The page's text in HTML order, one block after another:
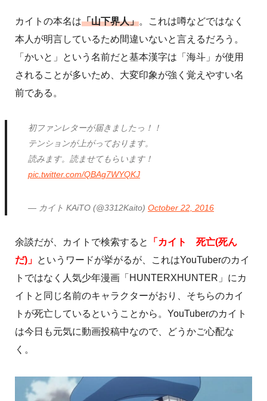
カイトの本名は「山下界人」。これは噂などではなく
本人が明言しているため間違いないと言えるだろう。
「かいと」という名前だと基本漢字は「海斗」が使用
されることが多いため、大変印象が強く覚えやすい名
前である。
初ファンレターが届きましたっ！！
テンションが上がっております。
読みます。読ませてもらいます！
pic.twitter.com/QBAg7WYQKJ
— カイト KAiTO (@3312Kaito)October 22, 2016
余談だが、カイトで検索すると
「カイト 死亡(死ん
だ)」 というワードが挙がるが、これはYouTuberのカイ
トではなく人気少年漫画「HUNTERXHUNTER」にカ
イトと同じ名前のキャラクターがおり、そちらのカイ
トが死亡しているということから。YouTuberのカイト
は今日も元気に動画投稿中なので、どうかご心配な
く。